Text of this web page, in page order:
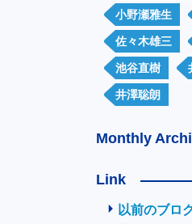
小野瀬雅生
佐々木雄三
池谷直樹
井澤聡朗
Monthly
Link
以前のブロ